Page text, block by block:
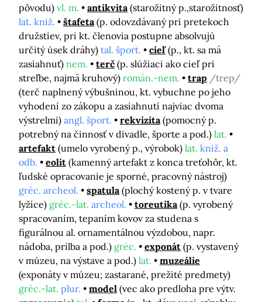
pôvodu) vl. m. antikvita (starožitný p.,starožitnosť)
lat. kniž.
štafeta (p. odovzdávaný pri pretekoch
družstiev, pri kt. členovia postupne absolvujú
určitý úsek dráhy) tal. šport. cieľ (p., kt. sa má
zasiahnuť) nem. terč (p. slúžiaci ako cieľ pri
streľbe, najmä kruhový) román.-nem. trap /trep/
(terč naplnený výbušninou, kt. vybuchne po jeho
vyhodení zo zákopu a zasiahnutí najviac dvoma
výstrelmi) angl. šport. rekvizita (pomocný p.
potrebný na činnosť v divadle, športe a pod.) lat.
artefakt (umelo vyrobený p., výrobok) lat. kniž. a
odb.
eolit (kamenný artefakt z konca treťohôr, kt.
ľudské opracovanie je sporné, pracovný nástroj)
gréc. archeol.
spatula (plochý kostený p. v tvare
lyžice) gréc.-lat. archeol. toreutika (p. vyrobený
spracovaním, tepaním kovov za studena s
figurálnou al. ornamentálnou výzdobou, napr.
nádoba, prilba a pod.) gréc. exponát (p. vystavený
v múzeu, na výstave a pod.) lat.
muzeálie
(exponáty v múzeu; zastarané, prežité predmety)
gréc.-lat. plur. model (vec ako predloha pre výtv.